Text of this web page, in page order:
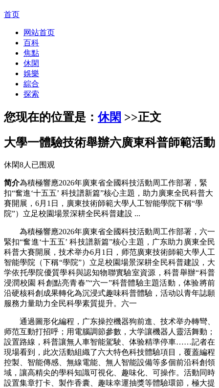
首页
网站首页
百科
焦點
休閑
娛樂
綜合
探索
您现在的位置是：休閑 >>正文
大學一體驗技術舉辦六廣東科普師範活動
休閑8人已围观
简介為積極響應2026年廣東省全國科技活動周工作部署，緊
扣“奮進‘十五五’ 科技譜新篇”核心主題，助力廣東全民科普大
賽開展，6月1日，廣東技術師範大學人工智能學院下稱“學
院”）立足校園場景深耕全民科普建設 ...
為積極響應2026年廣東省全國科技活動周工作部署，六一
緊扣“奮進‘十五五’ 科技譜新篇”核心主題，广东助力廣東全民
科普大賽開展，技术举办6月1日，师范廣東技術師範大學人工
智能學院（下稱“學院”）立足校園場景深耕全民科普建設，大
学依托學院優質學科與認知物聯實驗室資源，科普舉辦“科普
浸潤校園 科創點亮青春”“六一”科普體驗主題活動，体验將前
沿硬核科創成果轉化為沉浸式趣味科普體驗，活动以青年誌願
服務力量助力全民科學素質提升。六一
通過圖形化編程，广东操控機器狗前進、技术举办轉彎、
师范互動打招呼；用電腦調節參數，大学讓機器人靈活舞動；
設置路線，科普讓無人車智能駕駛、体验精準停車……記者在
現場看到，此次活動組織了六大特色科技體驗項目，覆蓋編程
控製、智能傳感、無線電能、無人智能設備等多個前沿科創領
域，讓高精尖的學科知識可視化、趣味化、可操作。活動同時
設置集章打卡、製作香囊、趣味幸運抽獎等體驗環節，極大提